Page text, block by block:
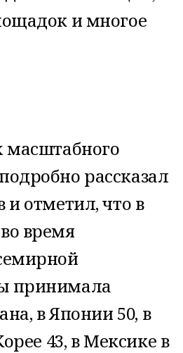
и многое
масштабного
рассказал
и отметил, что в
время
принимала
в Японии 50, в
43, в Мексике в